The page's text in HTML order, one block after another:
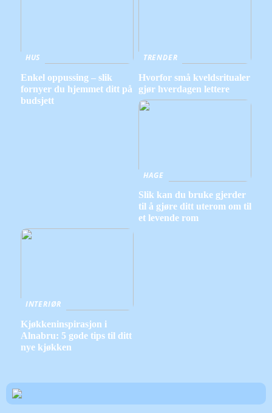
HUS
Enkel oppussing – slik
fornyer du hjemmet ditt på
budsjett
TRENDER
Hvorfor små kveldsritualer
gjør hverdagen lettere
HAGE
Slik kan du bruke gjerder
til å gjøre ditt uterom om til
et levende rom
INTERIØR
Kjøkkeninspirasjon i
Alnabru: 5 gode tips til ditt
nye kjøkken